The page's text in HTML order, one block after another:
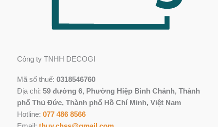
Công ty TNHH DECOGI
Mã số thuế: 0318546760
Địa chỉ: 59 đường 6, Phường Hiệp Bình Chánh, Thành
phố Thủ Đức, Thành phố Hồ Chí Minh, Việt Nam
Hotline: 077 486 8566